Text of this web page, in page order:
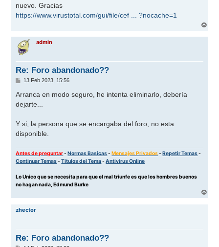
e
nuevo. Gracias
https://www.virustotal.com/gui/file/cef ... ?nocache=1
r
admin
Re: Foro abandonado??
M
n
a
13 Feb 2023, 15:56
Arranca en modo seguro, he intenta eliminarlo, debería
dejarte...
Y si, la persona que se encargaba del foro, no esta
disponible.
Antes de preguntar-Normas Basicas-Mensajes Privados-Repetir Temas-
Continuar Temas-Titulos del Tema-Antivirus Online
Lo Unico que se necesita para que el mal triunfe es que los hombres buenos
no hagan nada, Edmund Burke
r
zhector
Re: Foro abandonado??